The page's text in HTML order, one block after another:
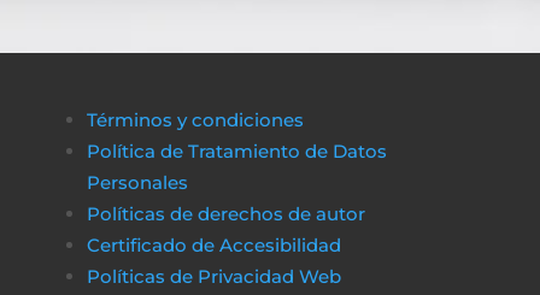
Términos y condiciones
Política de Tratamiento de Datos
Personales
Políticas de derechos de autor
Certificado de Accesibilidad
Políticas de Privacidad Web